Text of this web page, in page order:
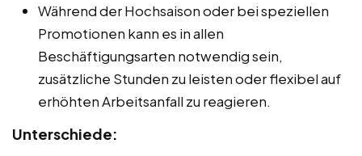
Während der Hochsaison oder bei speziellen
Promotionen kann es in allen
Beschäftigungsarten notwendig sein,
zusätzliche Stunden zu leisten oder flexibel auf
erhöhten Arbeitsanfall zu reagieren.
Unterschiede: